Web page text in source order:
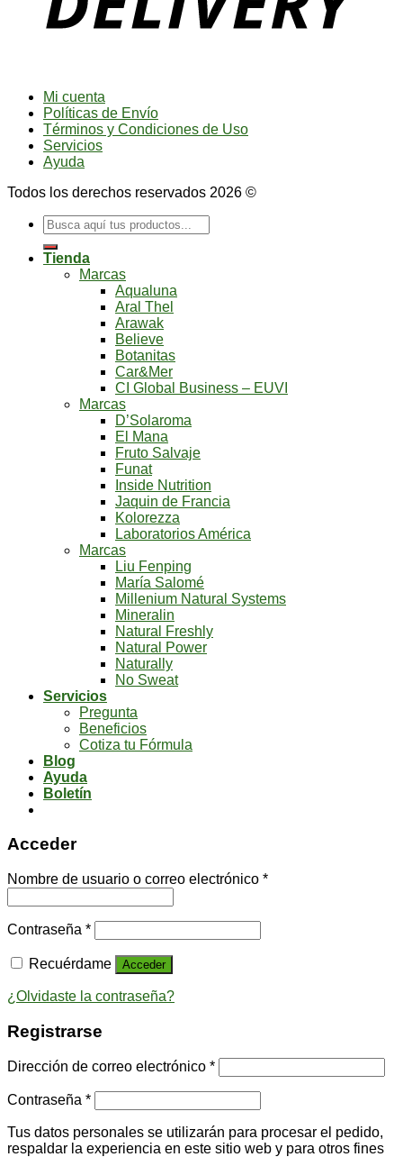
Mi cuenta
Políticas de Envío
Términos y Condiciones de Uso
Servicios
Ayuda
Todos los derechos reservados 2026 ©
Buscar
por:
Tienda
Marcas
Aqualuna
Aral Thel
Arawak
Believe
Botanitas
Car&Mer
CI Global Business – EUVI
Marcas
D’Solaroma
El Mana
Fruto Salvaje
Funat
Inside Nutrition
Jaquin de Francia
Kolorezza
Laboratorios América
Marcas
Liu Fenping
María Salomé
Millenium Natural Systems
Mineralin
Natural Freshly
Natural Power
Naturally
No Sweat
Servicios
Pregunta
Beneficios
Cotiza tu Fórmula
Blog
Ayuda
Boletín
Acceder
Nombre de usuario o correo electrónico *
Contraseña *
Recuérdame Acceder
¿Olvidaste la contraseña?
Registrarse
Dirección de correo electrónico *
Contraseña *
Tus datos personales se utilizarán para procesar el pedido,
respaldar la experiencia en este sitio web y para otros fines